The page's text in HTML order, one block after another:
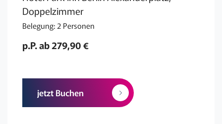
Doppelzimmer
Belegung: 2 Personen
p.P. ab 279,90 €
jetzt Buchen